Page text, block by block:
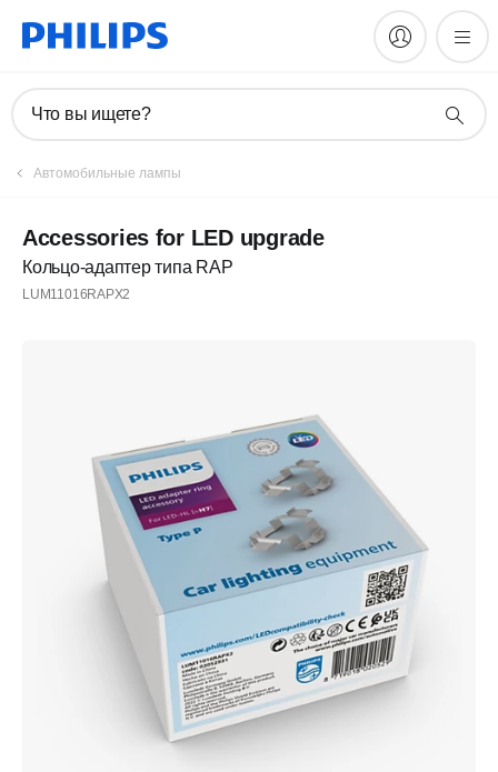
Что вы ищете?
Автомобильные лампы
Accessories for LED upgrade
Кольцо-адаптер типа RAP
LUM11016RAPX2